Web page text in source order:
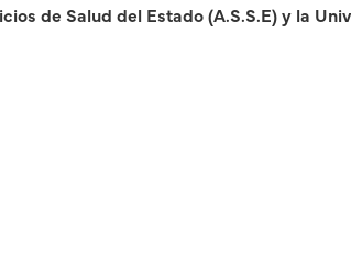
de Salud del Estado (A.S.S.E) y la